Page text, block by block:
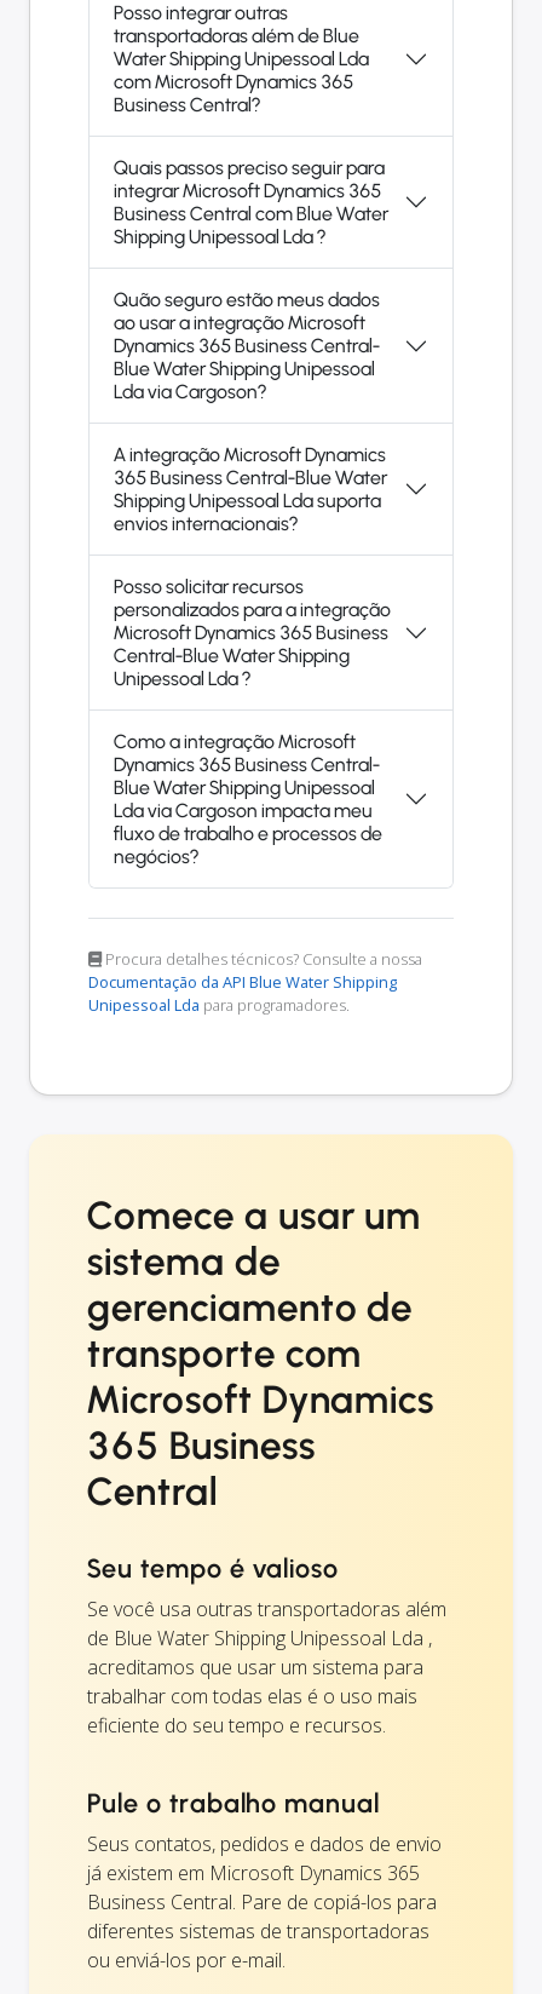
Posso integrar outras
transportadoras além de Blue
Water Shipping Unipessoal Lda
com Microsoft Dynamics 365
Business Central?
Quais passos preciso seguir para
integrar Microsoft Dynamics 365
Business Central com Blue Water
Shipping Unipessoal Lda ?
Quão seguro estão meus dados
ao usar a integração Microsoft
Dynamics 365 Business Central-
Blue Water Shipping Unipessoal
Lda via Cargoson?
A integração Microsoft Dynamics
365 Business Central-Blue Water
Shipping Unipessoal Lda suporta
envios internacionais?
Posso solicitar recursos
personalizados para a integração
Microsoft Dynamics 365 Business
Central-Blue Water Shipping
Unipessoal Lda ?
Como a integração Microsoft
Dynamics 365 Business Central-
Blue Water Shipping Unipessoal
Lda via Cargoson impacta meu
fluxo de trabalho e processos de
negócios?
Procura detalhes técnicos? Consulte a nossa
Documentação da API Blue Water Shipping
Unipessoal Lda para programadores.
Comece a usar um
sistema de
gerenciamento de
transporte com
Microsoft Dynamics
365 Business
Central
Seu tempo é valioso
Se você usa outras transportadoras além
de Blue Water Shipping Unipessoal Lda ,
acreditamos que usar um sistema para
trabalhar com todas elas é o uso mais
eficiente do seu tempo e recursos.
Pule o trabalho manual
Seus contatos, pedidos e dados de envio
já existem em Microsoft Dynamics 365
Business Central. Pare de copiá-los para
diferentes sistemas de transportadoras
ou enviá-los por e-mail.